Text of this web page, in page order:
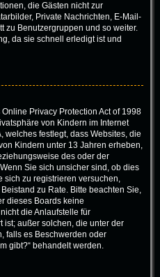
die Gästen nicht zur
Private Nachrichten, E-Mail-
zu Benutzergruppen und so weiter.
da sie schnell erledigt ist und
Privacy Protection Act of 1998
von Kindern im Internet
welches festlegt, dass Websites, die
Kindern unter 13 Jahren erheben,
des oder der
Sie sich unsicher sind, ob dies
sich zu registrieren versuchen,
zu Rate. Bitte beachten Sie,
dieses Boards keine
die Anlaufstelle für
ist; außer solchen, die unter der
falls es Beschwerden oder
gibt?“ behandelt werden.